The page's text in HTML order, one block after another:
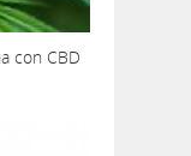
con CBD